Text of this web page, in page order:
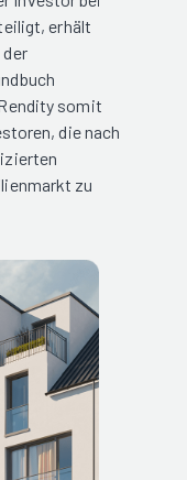
erhält
somit
die nach
zu